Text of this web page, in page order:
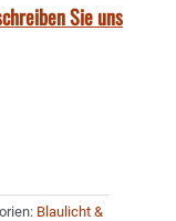
Sie uns
Blaulicht &